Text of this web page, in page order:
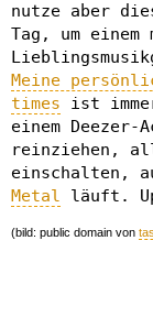
nutze aber
Tag, um einem
Meine
times ist
einem Deezer-
reinziehen,
einschalten,
Metal läuft.
(bild: public domain von